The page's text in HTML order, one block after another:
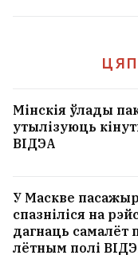
Мінскія ўлады
утылізуюць
ВІДЭА
У Маскве
спазніліся на
дагнаць самалёт
лётным полі
«Польшча
русчызною».
стагоддзя
Іспанія
Італіяй
3